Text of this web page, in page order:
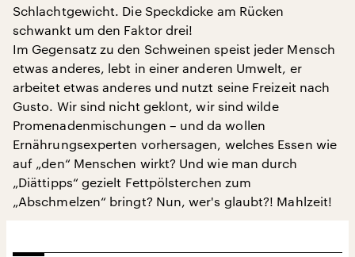
Schlachtgewicht. Die Speckdicke am Rücken
schwankt um den Faktor drei!
Im Gegensatz zu den Schweinen speist jeder Mensch
etwas anderes, lebt in einer anderen Umwelt, er
arbeitet etwas anderes und nutzt seine Freizeit nach
Gusto. Wir sind nicht geklont, wir sind wilde
Promenadenmischungen – und da wollen
Ernährungsexperten vorhersagen, welches Essen wie
auf „den“ Menschen wirkt? Und wie man durch
„Diättipps“ gezielt Fettpölsterchen zum
„Abschmelzen“ bringt? Nun, wer's glaubt?! Mahlzeit!